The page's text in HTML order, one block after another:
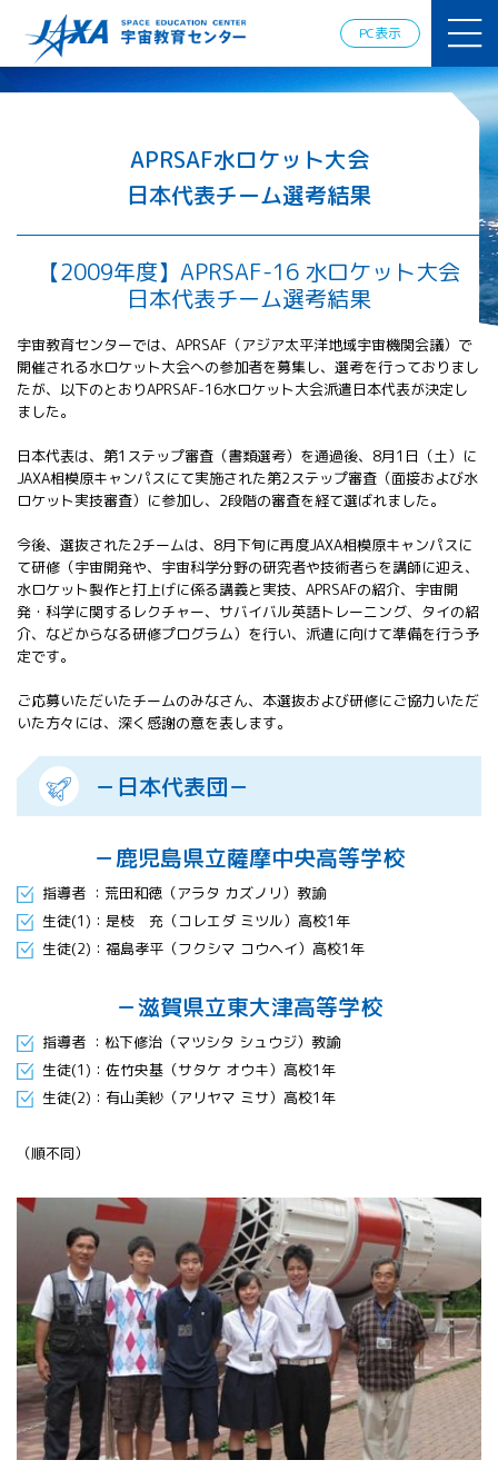
PC表示
ミー
ロスペース
情報の発
宇宙を活用
体験的学
習機会の
際）
APRSAF（ア
関会議）宇
宙教育 for
APRSAF宇宙
教育 for All
分科会 年次
会合
APRSAFポス
APRSAF教員
セミナー
ISEB（国際
宇宙教育会
遣プログラ
ム
APRSAF水ロケット大会
日本代表チーム選考結果
【2009年度】APRSAF-16 水ロケット大会
日本代表チーム選考結果
宇宙教育センターでは、APRSAF（アジア太平洋地域宇宙機関会議）で
開催される水ロケット大会への参加者を募集し、選考を行っておりまし
たが、以下のとおりAPRSAF-16水ロケット大会派遣日本代表が決定し
ました。
日本代表は、第1ステップ審査（書類選考）を通過後、8月1日（土）に
JAXA相模原キャンパスにて実施された第2ステップ審査（面接および水
ロケット実技審査）に参加し、2段階の審査を経て選ばれました。
今後、選抜された2チームは、8月下旬に再度JAXA相模原キャンパスに
て研修（宇宙開発や、宇宙科学分野の研究者や技術者らを講師に迎え、
水ロケット製作と打上げに係る講義と実技、APRSAFの紹介、宇宙開
発・科学に関するレクチャー、サバイバル英語トレーニング、タイの紹
介、などからなる研修プログラム）を行い、派遣に向けて準備を行う予
定です。
ご応募いただいたチームのみなさん、本選抜および研修にご協力いただ
いた方々には、深く感謝の意を表します。
－日本代表団－
－鹿児島県立薩摩中央高等学校
指導者 ：荒田和徳（アラタ カズノリ）教諭
生徒(1)：是枝 充（コレエダ ミツル）高校1年
生徒(2)：福島孝平（フクシマ コウヘイ）高校1年
－滋賀県立東大津高等学校
指導者 ：松下修治（マツシタ シュウジ）教諭
生徒(1)：佐竹央基（サタケ オウキ）高校1年
生徒(2)：有山美紗（アリヤマ ミサ）高校1年
（順不同）